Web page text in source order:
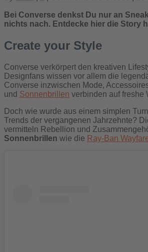
Bei Converse denkst Du nur an
nichts nach. Entdecke hier die Story
Create your Style
Converse verkörpert den kreativen
Designfans wissen vor allem die
Converse inzwischen Mode,
und Sonnenbrillen verbinden auf freshe
Doch wie wurde aus einem simplen
Trends der vergangenen Jahrzehnte?
vermitteln Rebellion und
Sonnenbrillen wie die Ray-Ban